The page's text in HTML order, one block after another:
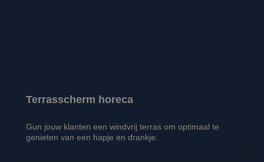
Terrasscherm horeca
Gun jouw klanten een windvrij terras om optimaal te
genieten van een hapje en drankje.